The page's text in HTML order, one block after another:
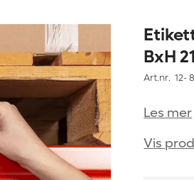
BxH
Art.nr. 12-
Les mer
Vis